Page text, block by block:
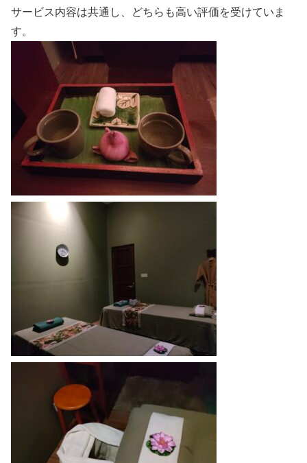
サービス内容は共通し、どちらも高い評価を受けていま
す。